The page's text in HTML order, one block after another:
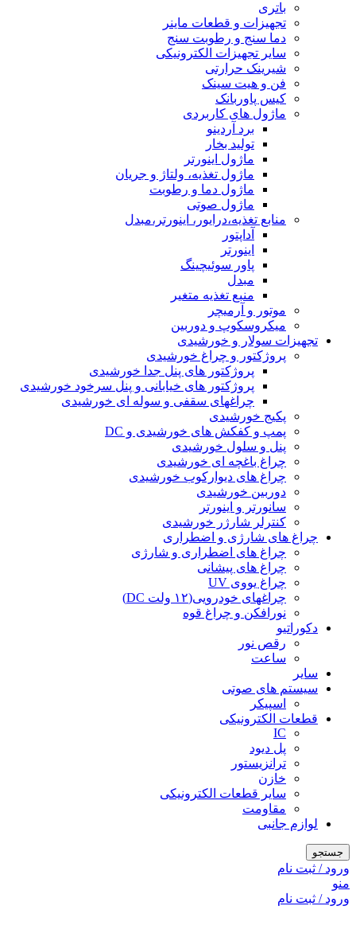
باتری
تجهیزات و قطعات ماینر
دما سنج و رطوبت سنج
سایر تجهیزات الکترونیکی
شیرینک حرارتی
فن و هیت سینک
کیس پاوربانک
ماژول های کاربردی
برد آردینو
تولید بخار
ماژول اینورتر
ماژول تغذیه، ولتاژ و جریان
ماژول دما و رطوبت
ماژول صوتی
منابع تغذیه،درایور، اینورتر،مبدل
آداپتور
اینورتر
پاور سوئیچینگ
مبدل
منبع تغذیه متغیر
موتور و آرمیچر
میکروسکوپ و دوربین
تجهیزات سولار و خورشیدی
پروژکتور و چراغ خورشیدی
پروژکتور های پنل جدا خورشیدی
پروژکتور های خیابانی و پنل سرخود خورشیدی
چراغهای سقفی و سوله ای خورشیدی
پکیج خورشیدی
پمپ و کفکش های خورشیدی و DC
پنل و سلول خورشیدی
چراغ باغچه ای خورشیدی
چراغ های دیوارکوب خورشیدی
دوربین خورشیدی
سانورتر و اینورتر
کنترلر شارژر خورشیدی
چراغ های شارژی و اضطراری
چراغ های اضطراری و شارژی
چراغ های پیشانی
چراغ یووی UV
چراغهای خودرویی(۱۲ ولت DC)
نورافکن و چراغ قوه
دکوراتیو
رقص نور
ساعت
سایر
سیستم های صوتی
اسپیکر
قطعات الکترونیکی
IC
پل دیود
ترانزیستور
خازن
سایر قطعات الکترونیکی
مقاومت
لوازم جانبی
جستجو
ورود / ثبت نام
منو
ورود / ثبت نام